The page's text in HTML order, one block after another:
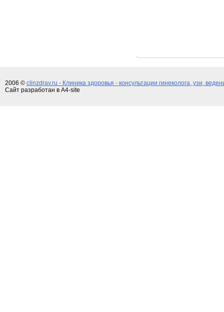
2006 © clinzdrav.ru - Клиника здоровья - консультации гинеколога, узи,
Сайт разработан в A4-site